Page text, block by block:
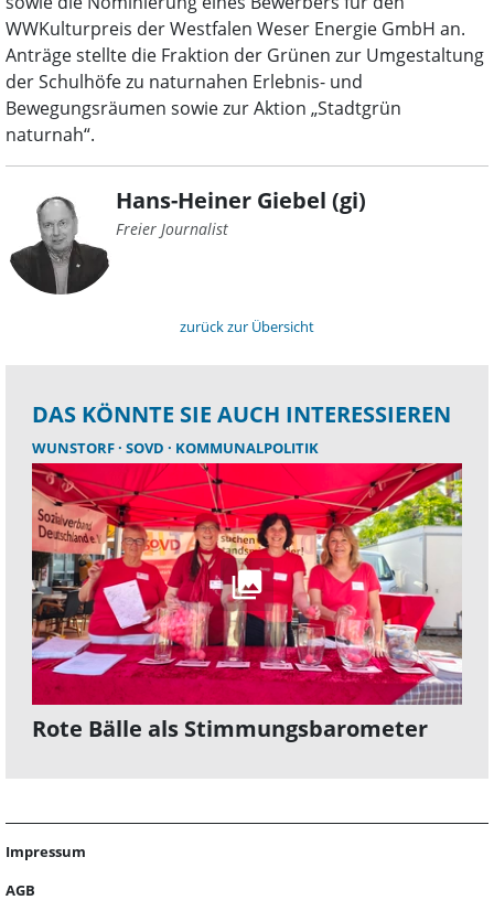
WWKulturpreis der Westfalen Weser Energie GmbH an.
Anträge stellte die Fraktion der Grünen zur Umgestaltung
der Schulhöfe zu naturnahen Erlebnis- und
Bewegungsräumen sowie zur Aktion „Stadtgrün
naturnah“.
Hans-Heiner Giebel (gi)
Freier Journalist
zurück zur Übersicht
DAS KÖNNTE SIE AUCH INTERESSIEREN
WUNSTORF SOVD KOMMUNALPOLITIK
Rote Bälle als Stimmungsbarometer
Impressum
AGB